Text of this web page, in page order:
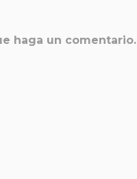
haga un comentario.